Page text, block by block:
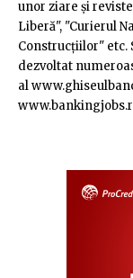
unor ziare şi
Liberă", "Curierul
Construcţiilor" etc.
dezvoltat
al